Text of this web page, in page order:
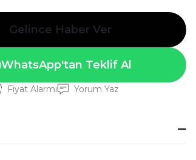
Gelince Haber Ver
WhatsApp'tan Teklif Al
Fiyat Alarmı Yorum Yaz